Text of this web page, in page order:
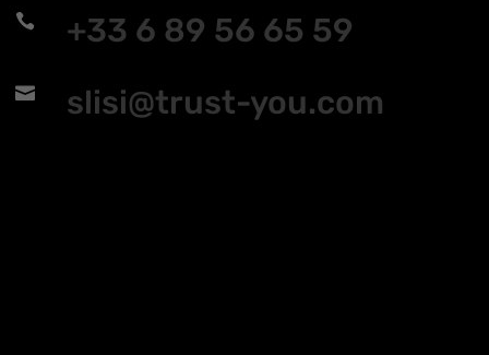
 +33 6 89 56 65 59
 slisi@trust-you.com